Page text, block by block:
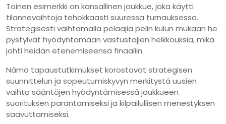
Toinen esimerkki on kansallinen joukkue, joka käytti
tilannevaihtoja tehokkaasti suuressa turnauksessa.
Strategisesti vaihtamalla pelaajia pelin kulun mukaan he
pystyivät hyödyntämään vastustajien heikkouksia, mikä
johti heidän etenemiseensä finaaliin.
Nämä tapaustutkimukset korostavat strategisen
suunnittelun ja sopeutumiskyvyn merkitystä uusien
vaihto sääntöjen hyödyntämisessä joukkueen
suorituksen parantamiseksi ja kilpailullisen menestyksen
saavuttamiseksi.